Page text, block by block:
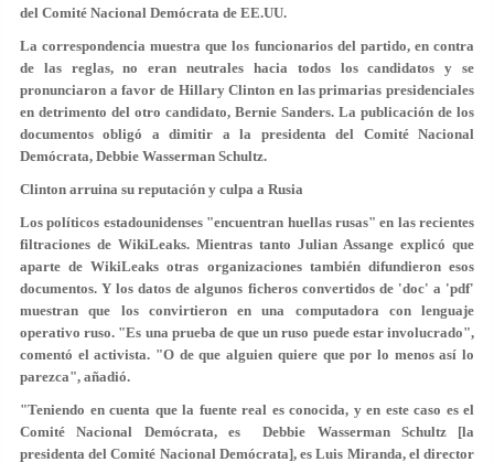
del Comité Nacional Demócrata de EE.UU.
La correspondencia muestra que los funcionarios del partido, en contra
de las reglas, no eran neutrales hacia todos los candidatos y se
pronunciaron a favor de Hillary Clinton en las primarias presidenciales
en detrimento del otro candidato, Bernie Sanders. La publicación de los
documentos obligó a dimitir a la presidenta del Comité Nacional
Demócrata, Debbie Wasserman Schultz.
Clinton arruina su reputación y culpa a Rusia
Los políticos estadounidenses "encuentran huellas rusas" en las recientes
filtraciones de WikiLeaks. Mientras tanto Julian Assange explicó que
aparte de WikiLeaks otras organizaciones también difundieron esos
documentos. Y los datos de algunos ficheros convertidos de 'doc' a 'pdf'
muestran que los convirtieron en una computadora con lenguaje
operativo ruso. "Es una prueba de que un ruso puede estar involucrado",
comentó el activista. "O de que alguien quiere que por lo menos así lo
parezca", añadió.
"Teniendo en cuenta que la fuente real es conocida, y en este caso es el
Comité Nacional Demócrata, es Debbie Wasserman Schultz [la
presidenta del Comité Nacional Demócrata], es Luis Miranda, el director